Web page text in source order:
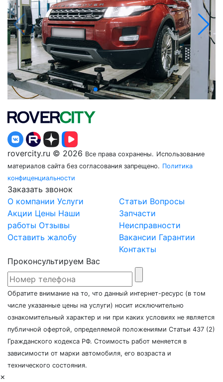
rovercity.ru © 2026 Все права сохранены. Использование
материалов сайта без согласования запрещено. Политика
конфиценциальности
Заказать звонок
О компании Услуги
Акции Цены Наши
работы Отзывы
Оставить жалобу
Статьи Вопросы
Запчасти
Неисправности
Вакансии Гарантии
Контакты
Проконсультируем Вас
Обратите внимание на то, что данный интернет-ресурс (в том
числе указанные цены на услуги) носит исключительно
ознакомительный характер и ни при каких условиях не является
публичной офертой, определяемой положениями Статьи 437 (2)
Гражданского кодекса РФ. Стоимость работ меняется в
зависимости от марки автомобиля, его возраста и
технического состояния.
×